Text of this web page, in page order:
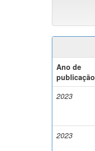
Ano de
publicação
2023
2023